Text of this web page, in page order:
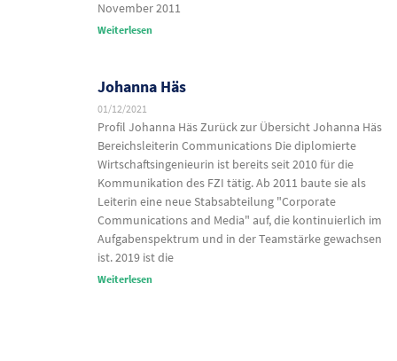
November 2011
Weiterlesen
Johanna Häs
01/12/2021
Profil Johanna Häs Zurück zur Übersicht Johanna Häs
Bereichsleiterin Communications Die diplomierte
Wirtschaftsingenieurin ist bereits seit 2010 für die
Kommunikation des FZI tätig. Ab 2011 baute sie als
Leiterin eine neue Stabsabteilung "Corporate
Communications and Media" auf, die kontinuierlich im
Aufgabenspektrum und in der Teamstärke gewachsen
ist. 2019 ist die
Weiterlesen